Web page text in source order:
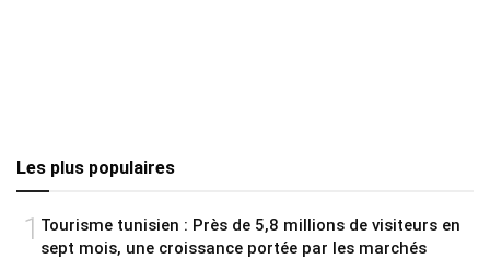
Les plus populaires
1 Tourisme tunisien : Près de 5,8 millions de visiteurs en
sept mois, une croissance portée par les marchés